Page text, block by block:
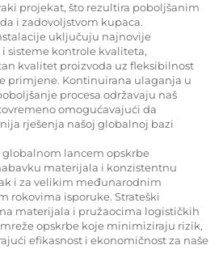
projekat, što rezultira poboljšanim
i zadovoljstvom kupaca.
uključuju najnovije
sisteme kontrole kvaliteta,
kvalitet proizvoda uz fleksibilnost
primjene. Kontinuirana ulaganja u
procesa održavaju naš
omogućavajući da
rješenja našoj globalnoj bazi
lancem opskrbe
materijala i konzistentnu
i za velikim međunarodnim
rokovima isporuke. Strateški
materijala i pružaocima logističkih
opskrbe koje minimiziraju rizik,
efikasnost i ekonomičnost za naše